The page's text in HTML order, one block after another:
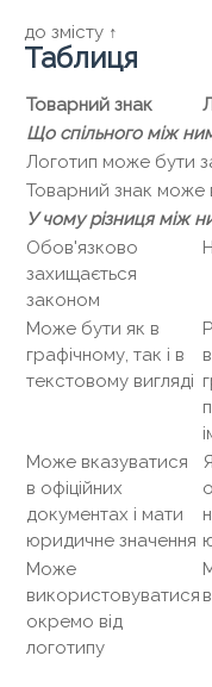
до змісту ↑
Таблиця
Товарний знак
Що спільного між
Логотип може бути
Товарний знак може
У чому різниця між
Обов'язково
захищається
законом
Може бути як в
графічному, так і в
текстовому вигляді
Може вказуватися
в офіційних
документах і мати
юридичне значення
Може
використовуватися
окремо від
логотипу